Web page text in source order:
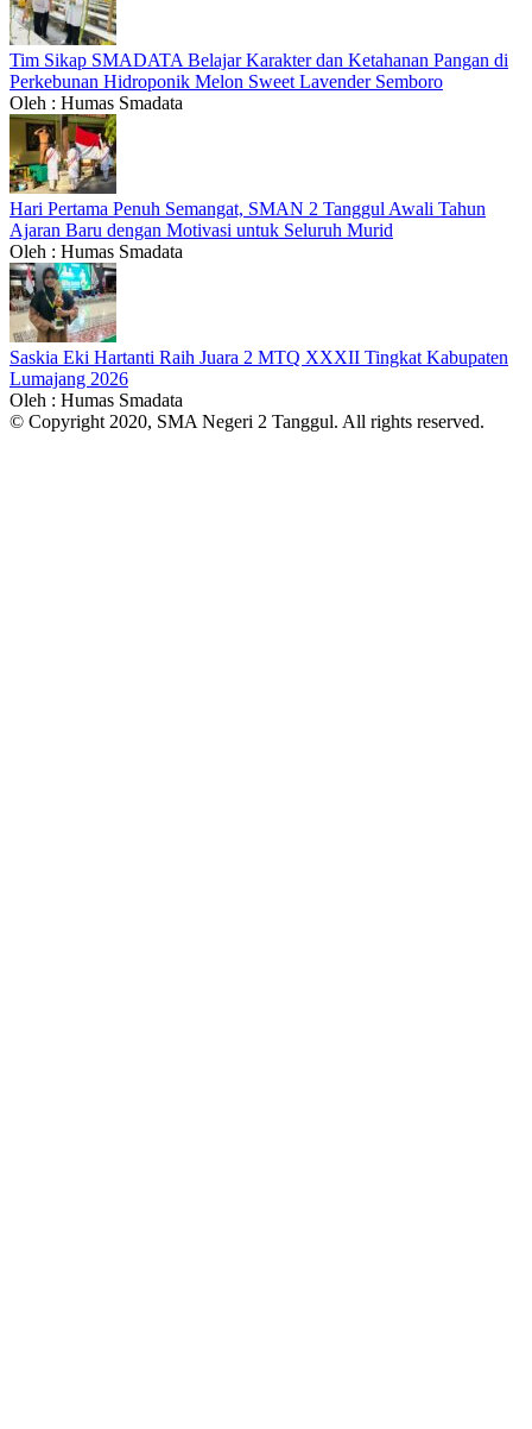
Tim Sikap SMADATA Belajar Karakter dan Ketahanan Pangan di
Perkebunan Hidroponik Melon Sweet Lavender Semboro
Oleh : Humas Smadata
Hari Pertama Penuh Semangat, SMAN 2 Tanggul Awali Tahun
Ajaran Baru dengan Motivasi untuk Seluruh Murid
Oleh : Humas Smadata
Saskia Eki Hartanti Raih Juara 2 MTQ XXXII Tingkat Kabupaten
Lumajang 2026
Oleh : Humas Smadata
© Copyright 2020, SMA Negeri 2 Tanggul. All rights reserved.